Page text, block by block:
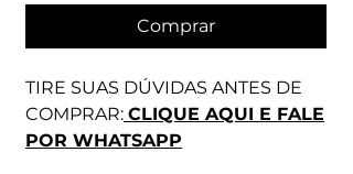
Comprar
TIRE SUAS DÚVIDAS ANTES DE
COMPRAR: CLIQUE AQUI E FALE
POR WHATSAPP